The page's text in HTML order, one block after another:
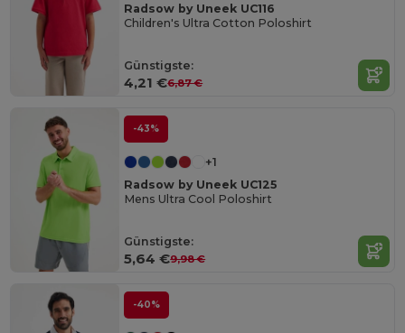
Radsow by Uneek UC116
Children's Ultra Cotton Poloshirt
Günstigste:
4,21 €6,87 €
-43%
+1
Radsow by Uneek UC125
Mens Ultra Cool Poloshirt
Günstigste:
5,64 €9,98 €
-40%